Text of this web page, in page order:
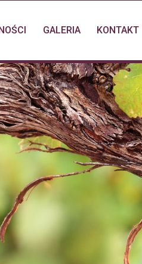
GALERIA KONTAKT